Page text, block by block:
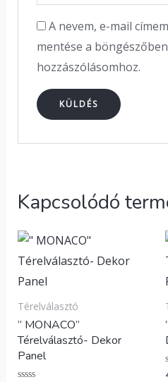
A nevem, e-mail
mentése a
hozzászólásomhoz.
Kapcsolódó
Térelválasztó
” MONACO”
Térelválasztó- Dekor
Panel